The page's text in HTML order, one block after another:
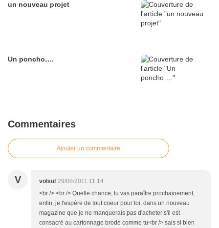
un nouveau projet
Un poncho….
Commentaires
Ajouter un commentaire
V volsul 29/08/2011 11:14
<br /> <br /> Quelle chance, tu vas paraître prochainement,
enfin, je l'espère de tout coeur pour toi, dans un nouveau
magazine que je ne manquerais pas d'acheter s'il est
consacré au cartonnage brodé comme tu<br /> sais si bien